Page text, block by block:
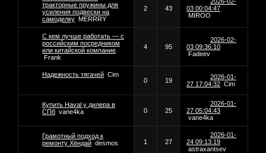
тракторные пружины для
усиления подвески на
самоделку MERRRY
2 43
03 00:04:47
MIROO
С кем лучше работать — с
российским посредником
или китайской компание
Frank
4 95
2026-02-
03 09:36:10
Fadeev
Надежность тягачей Cim
0
19
2026-01-
27 17:04:32 Cim
Купить Haval у дилера в
СПб vane4ka 0 25
2026-01-
27 05:04:43
vane4ka
Грамотный подход к
ремонту Хёндай desmos 1 27
2026-01-
24 09:13:19
astraxantsev